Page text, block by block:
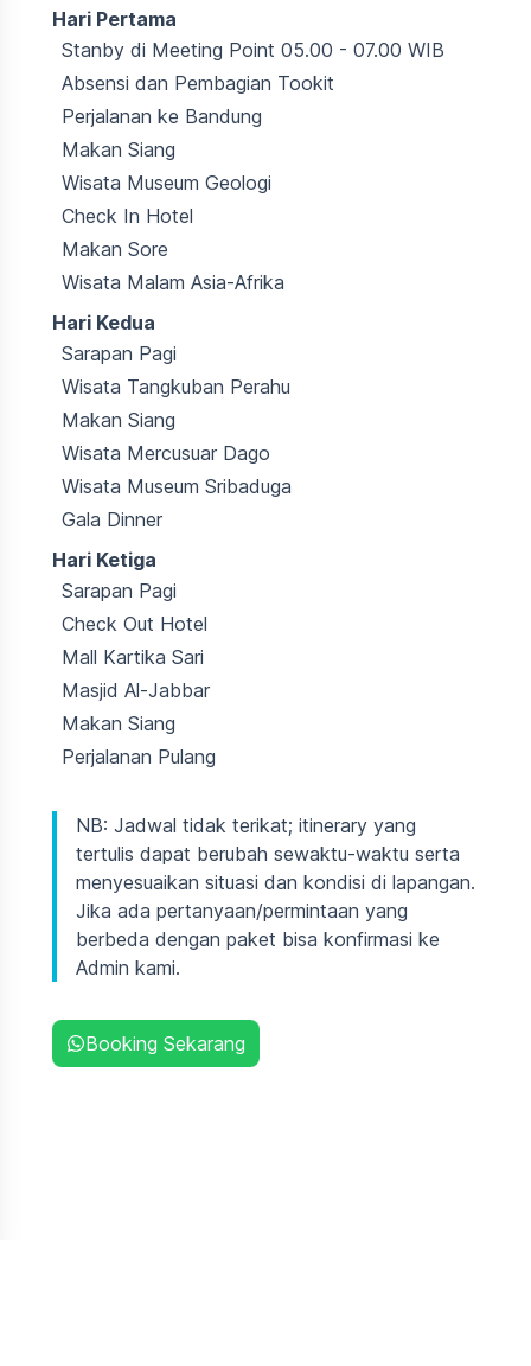
Hari Pertama
Stanby di Meeting Point 05.00 - 07.00 WIB
Absensi dan Pembagian Tookit
Perjalanan ke Bandung
Makan Siang
Wisata Museum Geologi
Check In Hotel
Makan Sore
Wisata Malam Asia-Afrika
Hari Kedua
Sarapan Pagi
Wisata Tangkuban Perahu
Makan Siang
Wisata Mercusuar Dago
Wisata Museum Sribaduga
Gala Dinner
Hari Ketiga
Sarapan Pagi
Check Out Hotel
Mall Kartika Sari
Masjid Al-Jabbar
Makan Siang
Perjalanan Pulang
NB: Jadwal tidak terikat; itinerary yang
tertulis dapat berubah sewaktu-waktu serta
menyesuaikan situasi dan kondisi di lapangan.
Jika ada pertanyaan/permintaan yang
berbeda dengan paket bisa konfirmasi ke
Admin kami.
Booking Sekarang